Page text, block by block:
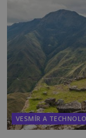
mohlo jít o
záznam
VESMÍR A